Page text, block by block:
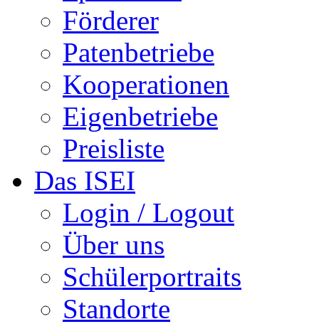
Förderer
Patenbetriebe
Kooperationen
Eigenbetriebe
Preisliste
Das ISEI
Login / Logout
Über uns
Schülerportraits
Standorte